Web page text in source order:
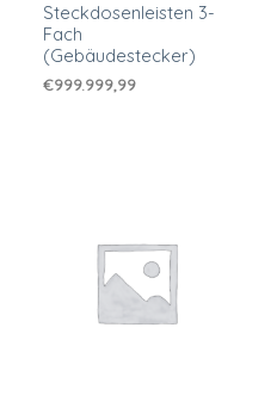
Steckdosenleisten 3-
Fach
(Gebäudestecker)
€999.999,99